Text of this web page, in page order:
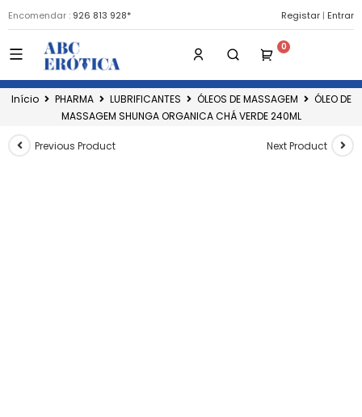
Encomendar : 926 813 928* Registar | Entrar
Início PHARMA LUBRIFICANTES ÓLEOS DE MASSAGEM
ÓLEO DE
MASSAGEM SHUNGA ORGANICA CHÁ VERDE 240ML
Previous Product Next Product